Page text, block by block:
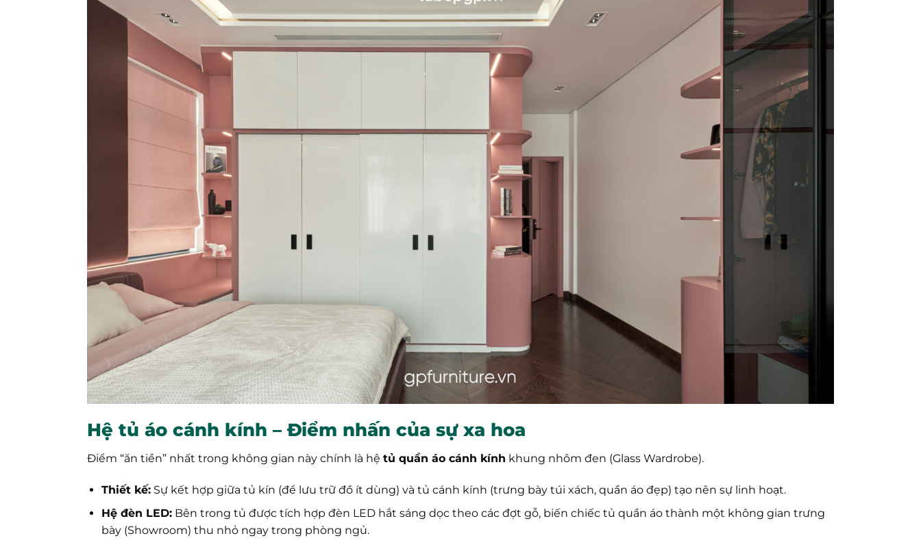
Hệ tủ áo cánh kính – Điểm nhấn của sự xa hoa
Điểm “ăn tiền” nhất trong không gian này chính là hệ tủ quần áo cánh kính khung nhôm đen (Glass Wardrobe).
Thiết kế:Sự kết hợp giữa tủ kín (để lưu trữ đồ ít dùng) và tủ cánh kính (trưng bày túi xách, quần áo đẹp) tạo nên sự linh hoạt.
Hệ đèn LED:Bên trong tủ được tích hợp đèn LED hắt sáng dọc theo các đợt gỗ, biến chiếc tủ quần áo thành một không gian trưng
bày (Showroom) thu nhỏ ngay trong phòng ngủ.